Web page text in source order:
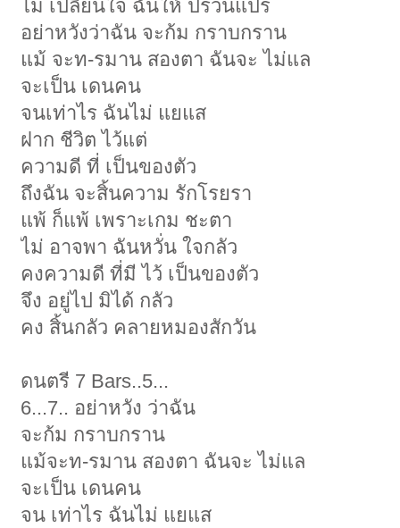
ไม่ เปลี่ยนใจ ฉันให้ ปรวนแปร
อย่าหวังว่าฉัน จะก้ม กราบกราน
แม้ จะท-รมาน สองตา ฉันจะ ไม่แล
จะเป็น เดนคน
จนเท่าไร ฉันไม่ แยแส
ฝาก ชีวิต ไว้แต่
ความดี ที่ เป็นของตัว
ถึงฉัน จะสิ้นความ รักโรยรา
แพ้ ก็แพ้ เพราะเกม ชะตา
ไม่ อาจพา ฉันหวั่น ใจกลัว
คงความดี ที่มี ไว้ เป็นของตัว
จึง อยู่ไป มิได้ กลัว
คง สิ้นกลัว คลายหมองสักวัน
ดนตรี 7 Bars..5...
6...7.. อย่าหวัง ว่าฉัน
จะก้ม กราบกราน
แม้จะท-รมาน สองตา ฉันจะ ไม่แล
จะเป็น เดนคน
จน เท่าไร ฉันไม่ แยแส